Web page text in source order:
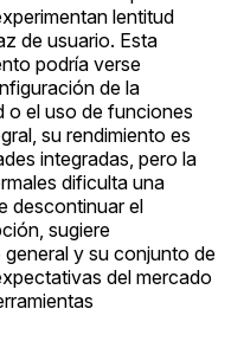
lentitud
de usuario. Esta
podría verse
de la
o el uso de funciones
su rendimiento es
integradas, pero la
dificulta una
descontinuar el
sugiere
y su conjunto de
del mercado